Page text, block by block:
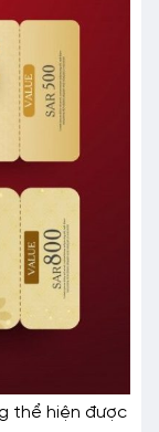
thể hiện được